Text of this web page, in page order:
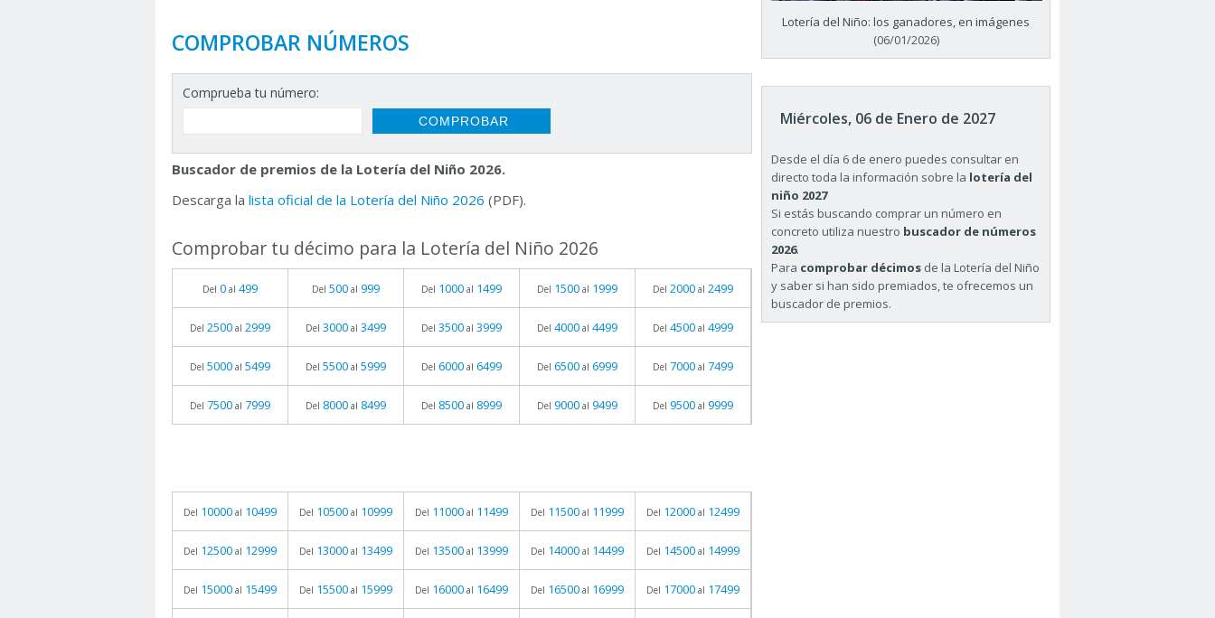
COMPROBAR NÚMEROS
Comprueba tu número:
Buscador de premios de la Lotería del Niño 2026.
Descarga la lista oficial de la Lotería del Niño 2026 (PDF).
Comprobar tu décimo para la Lotería del Niño 2026
Del 0 al 499 Del 500 al 999 Del 1000 al 1499 Del 1500 al 1999 Del 2000 al 2499
Del 2500 al 2999 Del 3000 al 3499 Del 3500 al 3999 Del 4000 al 4499 Del 4500 al 4999
Del 5000 al 5499 Del 5500 al 5999 Del 6000 al 6499 Del 6500 al 6999 Del 7000 al 7499
Del 7500 al 7999 Del 8000 al 8499 Del 8500 al 8999 Del 9000 al 9499 Del 9500 al 9999
Del 10000 al 10499 Del 10500 al 10999 Del 11000 al 11499 Del 11500 al 11999 Del 12000 al 12499
Del 12500 al 12999 Del 13000 al 13499 Del 13500 al 13999 Del 14000 al 14499 Del 14500 al 14999
Del 15000 al 15499 Del 15500 al 15999 Del 16000 al 16499 Del 16500 al 16999 Del 17000 al 17499
Lotería del Niño: los ganadores, en imágenes
(06/01/2026)
Miércoles, 06 de Enero de 2027
Desde el día 6 de enero puedes consultar en
directo toda la información sobre la lotería del
niño 2027
Si estás buscando comprar un número en
concreto utiliza nuestro buscador de números
2026.
Para comprobar décimos de la Lotería del Niño
y saber si han sido premiados, te ofrecemos un
buscador de premios.